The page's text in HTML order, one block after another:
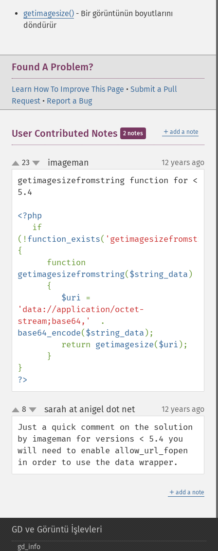
getimagesize() - Bir görüntünün boyutlarını
döndürür
Found A Problem?
Learn How To Improve This Page • Submit a Pull
Request • Report a Bug
＋ add a note
User Contributed Notes 2 notes
up
down
23 imageman 12 years ago
getimagesizefromstring function for <
5.4
<?php
if
(!function_exists(
{
getimagesizefromstring($string_data )
$uri
'data://application/octet-
stream;base64,'
base64_encode($string_data );
         return
getimagesize($uri );
?>
up
down
8 sarah at anigel dot net¶ 12 years ago
Just a quick comment on the solution
by imageman for versions < 5.4 you
will need to enable allow_url_fopen
in order to use the data wrapper.
＋ add a note
GD ve Görüntü İşlevleri
gd_​info